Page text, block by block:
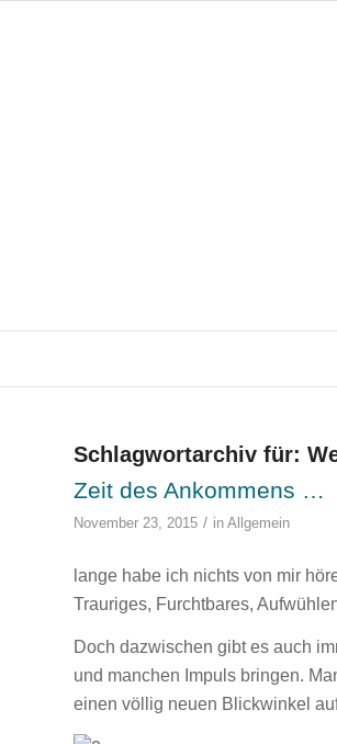
Schlagwortarchiv für:
Zeit des Ankommens …
November 23, 2015 / in Allgemein
lange habe ich nichts von mir
Trauriges, Furchtbares,
Doch dazwischen gibt es auch
und manchen Impuls bringen.
einen völlig neuen Blickwinkel